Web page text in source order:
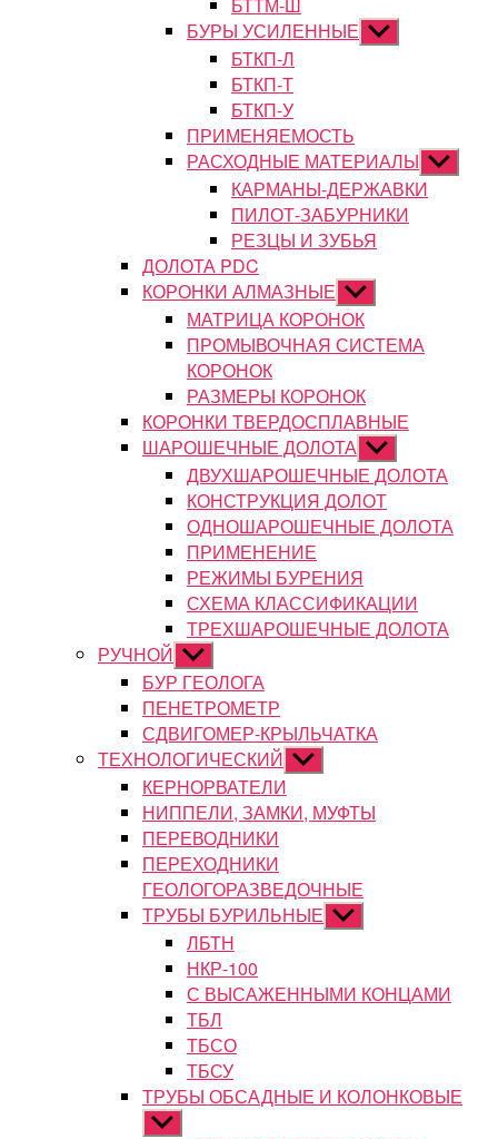
БУРЫ УСИЛЕННЫЕ Показывать
подменю
БТКП-Л
БТКП-Т
БТКП-У
ПРИМЕНЯЕМОСТЬ
РАСХОДНЫЕ МАТЕРИАЛЫ
подменю
КАРМАНЫ-ДЕРЖАВКИ
ПИЛОТ-ЗАБУРНИКИ
РЕЗЦЫ И ЗУБЬЯ
ДОЛОТА PDC
КОРОНКИ АЛМАЗНЫЕ Показывать
подменю
МАТРИЦА КОРОНОК
ПРОМЫВОЧНАЯ СИСТЕМА
КОРОНОК
РАЗМЕРЫ КОРОНОК
КОРОНКИ ТВЕРДОСПЛАВНЫЕ
ШАРОШЕЧНЫЕ ДОЛОТА Показывать
подменю
ДВУХШАРОШЕЧНЫЕ ДОЛОТА
КОНСТРУКЦИЯ ДОЛОТ
ОДНОШАРОШЕЧНЫЕ ДОЛОТА
ПРИМЕНЕНИЕ
РЕЖИМЫ БУРЕНИЯ
СХЕМА КЛАССИФИКАЦИИ
ТРЕХШАРОШЕЧНЫЕ ДОЛОТА
РУЧНОЙ Показывать
подменю
БУР ГЕОЛОГА
ПЕНЕТРОМЕТР
СДВИГОМЕР-КРЫЛЬЧАТКА
ТЕХНОЛОГИЧЕСКИЙ Показывать
подменю
КЕРНОРВАТЕЛИ
НИППЕЛИ, ЗАМКИ, МУФТЫ
ПЕРЕВОДНИКИ
ПЕРЕХОДНИКИ
ГЕОЛОГОРАЗВЕДОЧНЫЕ
ТРУБЫ БУРИЛЬНЫЕ Показывать
подменю
ЛБТН
НКР-100
С ВЫСАЖЕННЫМИ КОНЦАМИ
ТБЛ
ТБСО
ТБСУ
ТРУБЫ ОБСАДНЫЕ И КОЛОНКОВЫЕ
Показывать